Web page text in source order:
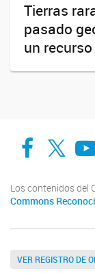
Tierras
pasado
un
X
Los contenidos del
Commons
VER REGISTRO DE